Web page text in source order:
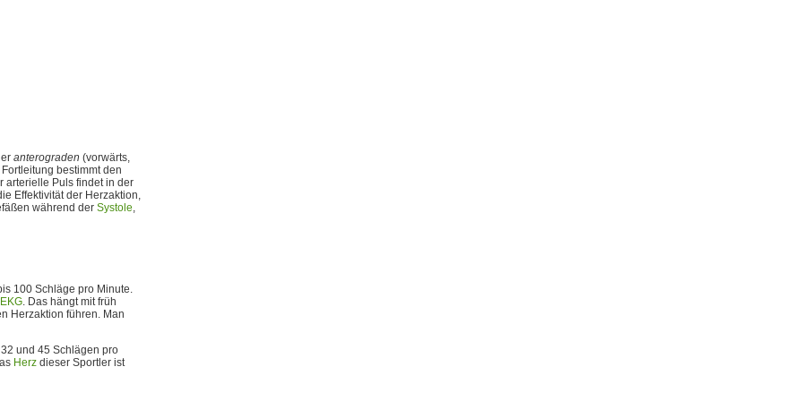
anterograden (vorwärts,
bestimmt den
arterielle Puls findet in der
Effektivität der Herzaktion,
während der Systole,
100 Schläge pro Minute.
EKG. Das hängt mit früh
Herzaktion führen. Man
und 45 Schlägen pro
Herz dieser Sportler ist